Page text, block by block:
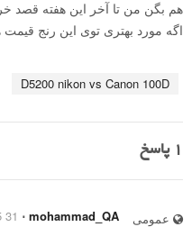
هم بگن من تا آخر این هفته قصد خرید
اگه مورد بهتری توی این رنج
D5200 nikon vs Canon 100D
1 پاسخ
عمومی mohammad_QA
⋅
31 August 2015